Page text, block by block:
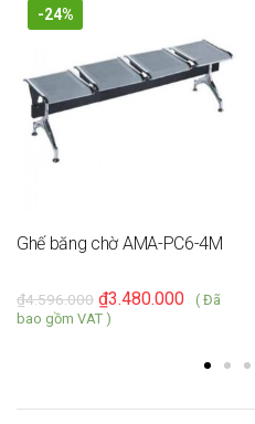
-24%
Ghế băng chờ AMA-PC6-4M
4.596.000
₫ 3.480.000
₫
( Đã
bao gồm VAT )